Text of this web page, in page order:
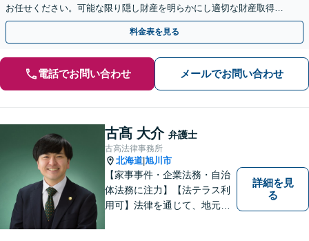
お任せください。可能な限り隠し財産を明らかにし適切な財産取得
へ。不貞の証拠の有効なアドバイス【子連れ相談可】
料金表を見る
電話でお問い合わせ メールでお問い合わせ
古髙 大介 弁護士
古高法律事務所
北海道 旭川市
【家事事件・企業法務・自治
体法務に注力】【法テラス利
用可】法律を通じて、地元の
詳細を見
る